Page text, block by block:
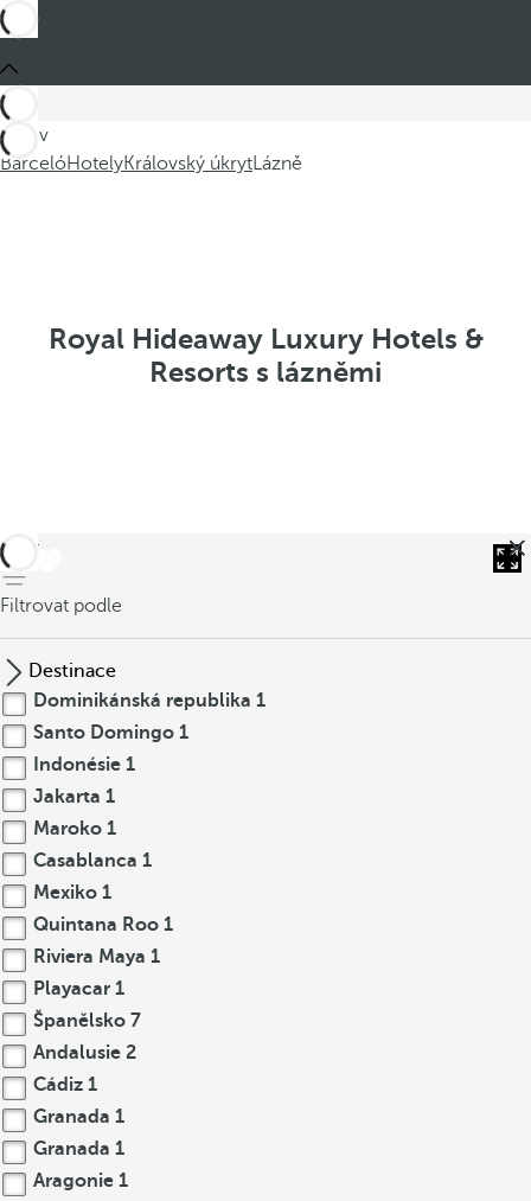
Jste v
BarcelóHotelyKrálovský úkrytLázně
Royal Hideaway Luxury Hotels &
Resorts s lázněmi
Zpět
Filtrovat podle
Destinace
Dominikánská republika 1
Santo Domingo 1
Indonésie 1
Jakarta 1
Maroko 1
Casablanca 1
Mexiko 1
Quintana Roo 1
Riviera Maya 1
Playacar 1
Španělsko 7
Andalusie 2
Cádiz 1
Granada 1
Granada 1
Aragonie 1